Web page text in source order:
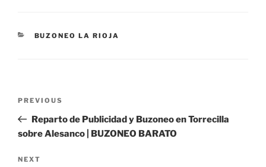
CATEGORIES
BUZONEO LA RIOJA
Previous
Post
PREVIOUS
Reparto de Publicidad y Buzoneo en Torrecilla
sobre Alesanco | BUZONEO BARATO
Next
NEXT